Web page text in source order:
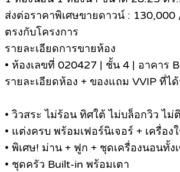
ส่งต่อราคาพิเศษขายดาวน์ :
ตรงกับโครงการ
รายละเอียดการขายห้อง
• ห้องเลขที่ 020427 | ชั้น 4 | อาคาร B
รายละเอียดห้อง + ของแถม VVIP ที่ไ
• วิวสระ ไม่ร้อน ทิศใต้ ไม่บล็อกวิว ไม่
• แต่งครบ พร้อมเฟอร์นิเจอร์ + เครื่อ
• พิเศษ! ม่าน + ฟูก + ชุดเครื่องนอนทั้ง
• ชุดครัว Built-in พร้อมเตา